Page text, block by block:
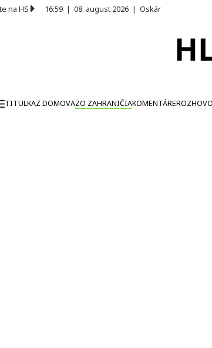
na HS 16:59 | 08. august 2026 | Oskár
TITULKAZ DOMOVAZO ZAHRANIČIAKOMENTÁRE